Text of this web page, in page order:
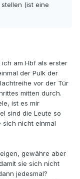
(ist eine
am Hbf als erster
der Pulk der
vor der Tür
mitten durch.
ist es mir
sind die Leute so
sich nicht einmal
gewähre aber
sie sich nicht
jedesmal?